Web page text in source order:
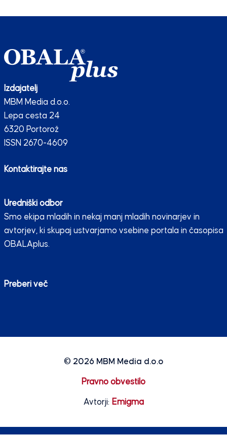
Izdajatelj
MBM Media d.o.o.
Lepa cesta 24
6320 Portorož
ISSN 2670-4609
Kontaktirajte nas
Uredniški odbor
Smo ekipa mladih in nekaj manj mladih novinarjev in
avtorjev, ki skupaj ustvarjamo vsebine portala in časopisa
OBALAplus.
Preberi več
© 2026 MBM Media d.o.o
Pravno obvestilo
Avtorji: Emigma